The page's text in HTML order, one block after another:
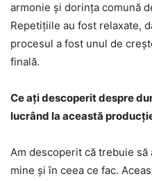
armonie și dorința comună
Repetițiile au fost relaxate,
procesul a fost unul de
finală.
Ce ați descoperit despre
lucrând la această
Am descoperit că trebuie
mine și în ceea ce fac.